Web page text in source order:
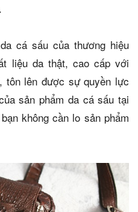
cá sấu của thương hiệu
liệu da thật, cao cấp với
tôn lên được sự quyền lực
sản phẩm da cá sấu tại
không cần lo sản phẩm